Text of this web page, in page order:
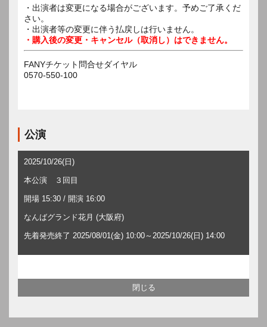
・出演者は変更になる場合がございます。予めご了承くだ
さい。
・出演者等の変更に伴う払戻しは行いません。
・購入後の変更・キャンセル（取消し）はできません。
FANYチケット問合せダイヤル
0570-550-100
公演
2025/10/26(日)
本公演 ３回目
開場 15:30 / 開演 16:00
なんばグランド花月 (大阪府)
先着発売終了 2025/08/01(金) 10:00～2025/10/26(日) 14:00